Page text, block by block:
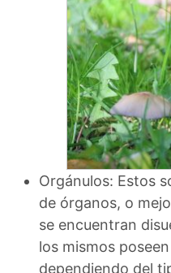
Orgánulos: Estos
de órganos, o
se encuentran
los mismos
dependiendo del